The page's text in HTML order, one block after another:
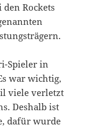
den Rockets
Spieler in
war wichtig,
viele verletzt
Deshalb ist
dafür wurde